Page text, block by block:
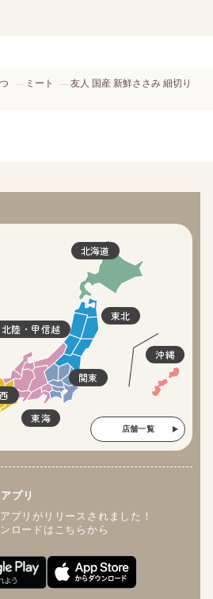
ミート
友人 国産 新鮮ささみ 細切り
北海道
東北
関東
北陸・甲信越
東海
沖縄
店舗一覧
プリ
プリがリリースされました！
ロードはこちらから